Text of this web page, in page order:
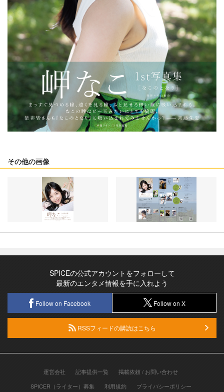
その他の画像
SPICEの公式アカウントをフォローして
最新のエンタメ情報を手に入れよう
Follow on Facebook Follow on X
RSSフィードの購読はこちら
運営会社 記事提供一覧
掲載依頼 / お問い合わせ
SPICER（ライター）募集
利用規約 プライバシーポリシー